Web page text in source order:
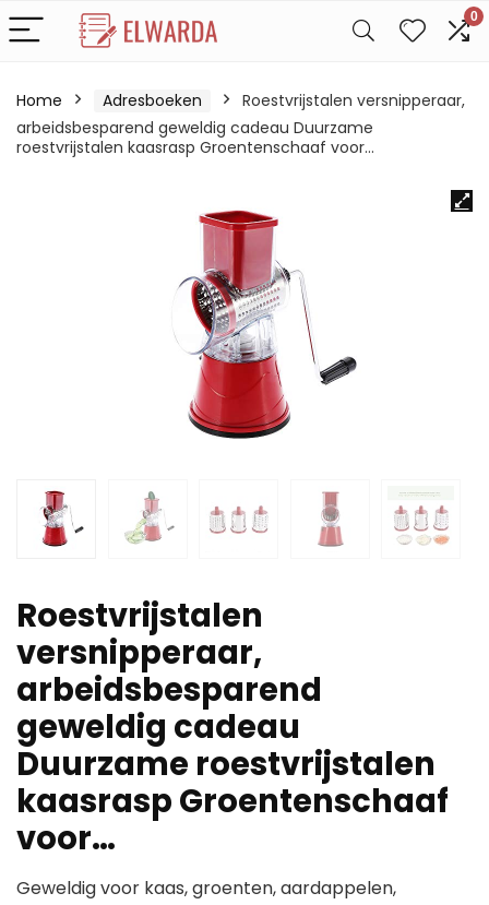
0
Home Adresboeken
Roestvrijstalen versnipperaar,
arbeidsbesparend geweldig cadeau Duurzame
roestvrijstalen kaasrasp Groentenschaaf voor…
Roestvrijstalen
versnipperaar,
arbeidsbesparend
geweldig cadeau
Duurzame roestvrijstalen
kaasrasp Groentenschaaf
voor…
Geweldig voor kaas, groenten, aardappelen,